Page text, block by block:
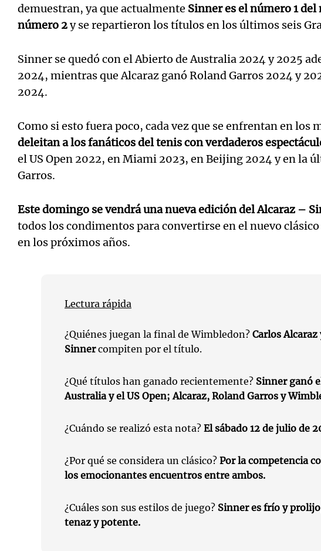
demuestran, ya que actualmente Sinner es el número 1
número 2y se repartieron los títulos en los últimos seis
Sinner se quedó con el Abierto de Australia 2024 y 2025
2024, mientras que Alcaraz ganó Roland Garros 2024 y
2024.
Como si esto fuera poco, cada vez que se enfrentan en los
deleitan a los fanáticos del tenis con verdaderos
el US Open 2022, en Miami 2023, en Beijing 2024 y en la
Garros.
Este domingo se vendrá una nueva edición del Alcaraz –
todos los condimentos para convertirse en el nuevo
en los próximos años.
Lectura rápida
¿Quiénes juegan la final de Wimbledon? Carlos Alcaraz
Sinnercompiten por el título.
¿Qué títulos han ganado recientemente? Sinner ganó
Australia y el US Open; Alcaraz, Roland Garros y
¿Cuándo se realizó esta nota? El sábado 12 de julio de
¿Por qué se considera un clásico? Por la competencia
los emocionantes encuentros entre ambos.
¿Cuáles son sus estilos de juego? Sinner es frío y
tenaz y potente.